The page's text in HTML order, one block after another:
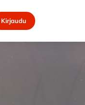
Kirjaudu